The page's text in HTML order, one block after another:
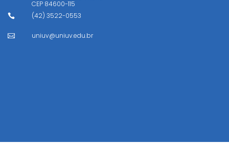
CEP 84600-115
 (42) 3522-0553
 uniuv@uniuv.edu.br